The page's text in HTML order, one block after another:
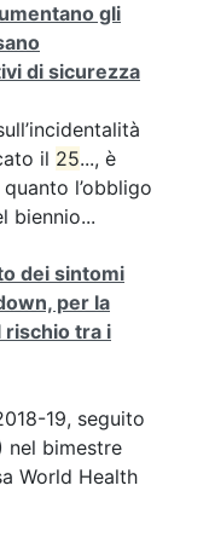
gli
di sicurezza
il 25..., è
l’obbligo
biennio...
dei sintomi
per la
rischio tra i
19, seguito
nel bimestre
World Health